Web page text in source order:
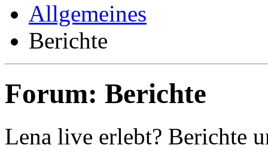
Allgemeines
Berichte
Forum: Berichte
Lena live erlebt? Berichte